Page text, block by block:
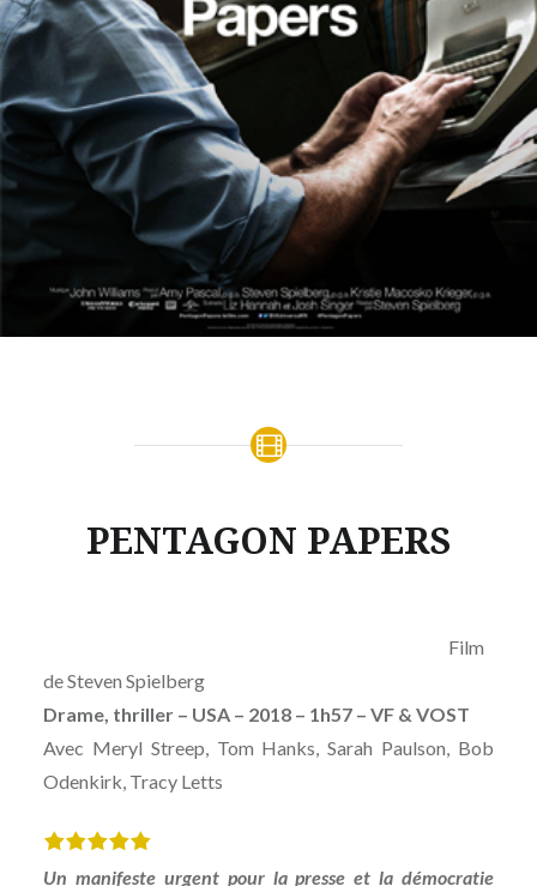
PENTAGON PAPERS
Film
deSteven Spielberg
Drame, thriller – USA – 2018 – 1h57– VF & VOST
Avec Meryl Streep, Tom Hanks, Sarah Paulson, Bob
Odenkirk, Tracy Letts
Un manifeste urgent pour la presse et la démocratie